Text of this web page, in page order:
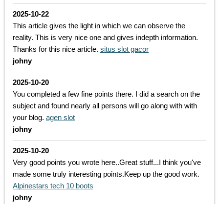
2025-10-22
This article gives the light in which we can observe the
reality. This is very nice one and gives indepth information.
Thanks for this nice article. situs slot gacor
johny
2025-10-20
You completed a few fine points there. I did a search on the
subject and found nearly all persons will go along with with
your blog. agen slot
johny
2025-10-20
Very good points you wrote here..Great stuff...I think you've
made some truly interesting points.Keep up the good work.
Alpinestars tech 10 boots
johny